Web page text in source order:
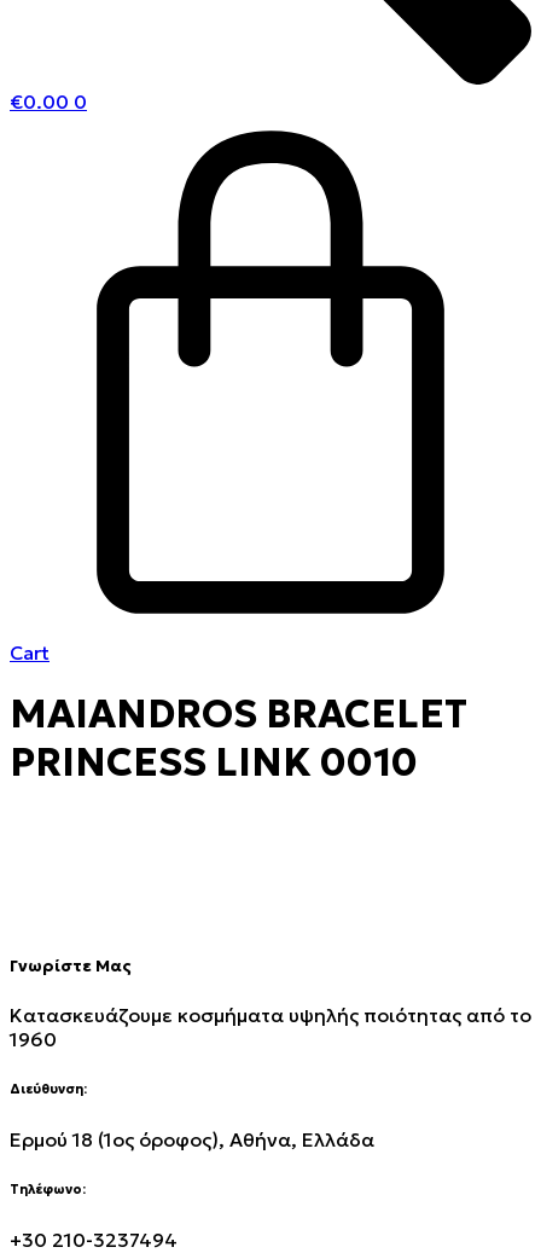
€0.00 0
Cart
MAIANDROS BRACELET
PRINCESS LINK 0010
Γνωρίστε Μας
Κατασκευάζουμε κοσμήματα υψηλής ποιότητας από το
1960
Διεύθυνση:
Ερμού 18 (1ος όροφος), Αθήνα, Ελλάδα
Τηλέφωνο:
+30 210-3237494